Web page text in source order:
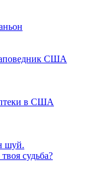
США
в США
шуй.
судьба?